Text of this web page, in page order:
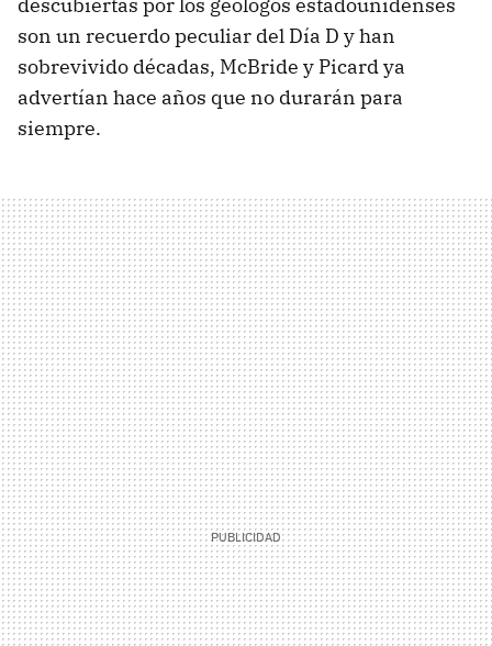
descubiertas por los geólogos estadounidenses
son un recuerdo peculiar del Día D y han
sobrevivido décadas, McBride y Picard ya
advertían hace años que no durarán para
siempre.